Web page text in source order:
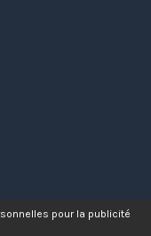
pour la publicité